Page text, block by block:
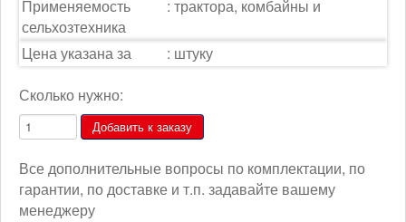
Применяемость
: трактора, комбайны и
сельхозтехника
Цена указана за
: штуку
Сколько нужно:
Все дополнительные вопросы по комплектации, по
гарантии, по доставке и т.п. задавайте вашему
менеджеру